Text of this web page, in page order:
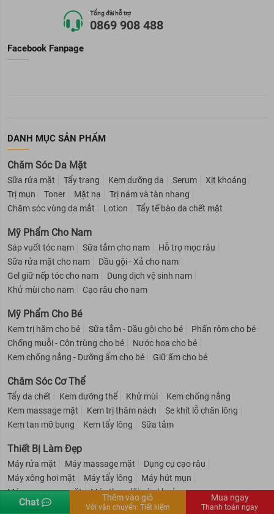
Chat Thêm vào giỏ
Với vận chuyển: Tiết kiệm
Mua ngay
Thanh toán ngay
Kênh người bán CTV Tiếng Việt
Tổng đài hỗ trợ
0869 908 488
Facebook Fanpage
DANH MỤC SẢN PHẨM
Chăm Sóc Da Mặt
Sữa rửa mặt Tẩy trang Kem dưỡng da Serum
Xịt khoáng
Trị mụn
Toner Mặt nạ
Trị nám và tàn nhang
Chăm sóc vùng da mắt
Lotion Tẩy tế bào da chết mặt
Mỹ Phẩm Cho Nam
Sáp vuốt tóc nam Sữa tắm cho nam
Hỗ trợ mọc râu
Sữa rửa mặt cho nam
Dầu gội - Xả cho nam
Gel giữ nếp tóc cho nam
Dung dịch vệ sinh nam
Khử mùi cho nam
Cạo râu cho nam
Mỹ Phẩm Cho Bé
Kem trị hăm cho bé Sữa tắm - Dầu gội cho bé
Phấn rôm cho bé
Chống muỗi - Côn trùng cho bé
Nước hoa cho bé
Kem chống nắng - Dưỡng ẩm cho bé
Giữ ấm cho bé
Chăm Sóc Cơ Thể
Tẩy da chết Kem dưỡng thể Khử mùi
Kem chống nắng
Kem massage mặt
Kem trị thâm nách
Se khít lỗ chân lông
Kem tan mỡ bụng
Kem tẩy lông Sữa tắm
Thiết Bị Làm Đẹp
Máy rửa mặt Máy massage mặt
Dụng cụ cạo râu
Máy xông hơi mặt
Máy tẩy lông
Máy hút mụn
Máy masssage mặt
Máy theo dõi sức khoẻ